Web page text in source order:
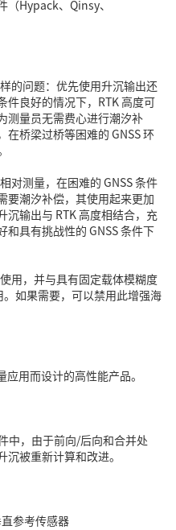
（Hypack、Qinsy、
的问题：优先使用升沉输出还
件良好的情况下， RTK高度可
测量员无需费心进行潮汐补
桥梁过桥等困难的 GNSS 环
测量，在困难的 GNSS 条件
要潮汐补偿，其使用起来更加
沉输出与 RTK 高度相结合，充
具有挑战性的 GNSS 条件下
用，并与具有固定载体模糊度
。如果需要，可以禁用此增强海
用而设计的高性能产品。
，由于前向/后向和合并处
被重新计算和改进。
参考传感器